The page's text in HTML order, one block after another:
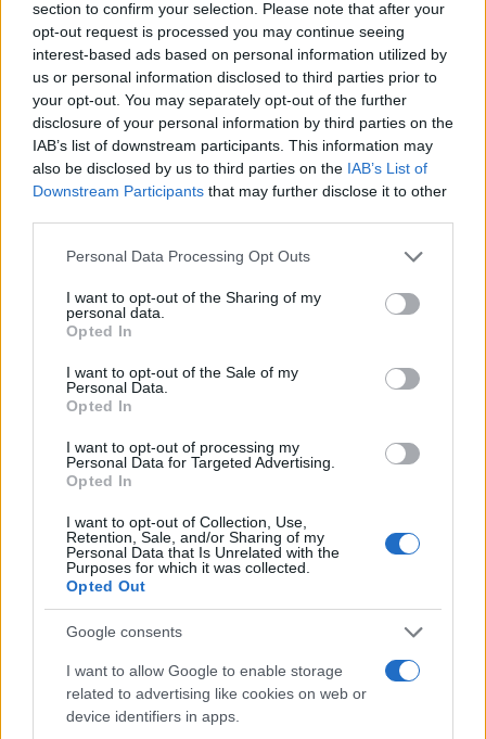
section to confirm your selection. Please note that after your
opt-out request is processed you may continue seeing
interest-based ads based on personal information utilized by
us or personal information disclosed to third parties prior to
your opt-out. You may separately opt-out of the further
disclosure of your personal information by third parties on the
IAB’s list of downstream participants. This information may
also be disclosed by us to third parties on the IAB’s List of
Downstream Participants that may further disclose it to other
Please note that this website/app uses one or more Google
not limited to your visit or usage behaviour. You may click to
grant or deny consent to Google and its third-party tags to
use your data for below specified purposes in below Google
consent section.
Personal Data Processing Opt Outs
I want to opt-out of the Sharing of my
personal data.
Opted In
I want to opt-out of the Sale of my
Personal Data.
Opted In
I want to opt-out of processing my
Personal Data for Targeted Advertising.
Opted In
I want to opt-out of Collection, Use,
Retention, Sale, and/or Sharing of my
Personal Data that Is Unrelated with the
Purposes for which it was collected.
Opted Out
Google consents
I want to allow Google to enable storage
related to advertising like cookies on web or
device identifiers in apps.
Geppetti” di Marcello Geppetti Media
Company, allestita dal 24 al 28 luglio presso la
Fortezza I Colmi.
Gli eventi sono adingresso gratuito ad
eccezione della prima serata. Parte
dell’incasso sarà devoluto all’Associazione
Puoi abbonarti a
Sei già abbonato?
Puoi effettuare l'accesso andando nella
cliccandoqui
TEMI:
Festival La Maddalena
Festival La Valigia Dell’Attore Maddalena
La Valigia Dell’attore La Maddalena
Condividi l'articolo